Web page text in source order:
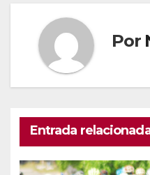
Por
Entrada